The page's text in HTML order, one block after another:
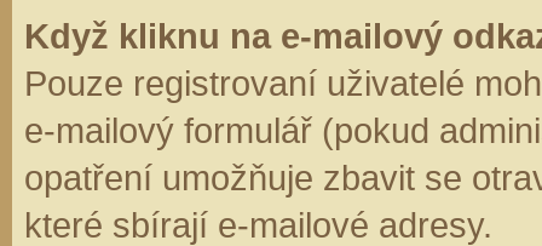
Když kliknu na e-mailový
Pouze registrovaní uživatelé
e-mailový formulář (pokud
opatření umožňuje zbavit se
které sbírají e-mailové adresy.